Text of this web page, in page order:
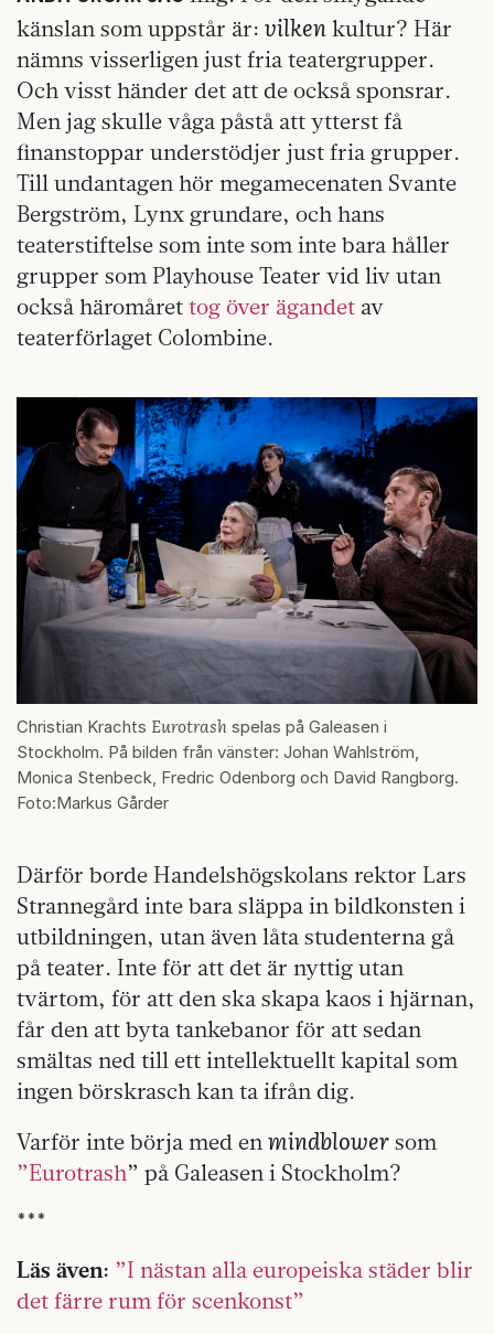
känslan som uppstår är: vilken kultur? Här
nämns visserligen just fria teatergrupper.
Och visst händer det att de också sponsrar.
Men jag skulle våga påstå att ytterst få
finanstoppar understödjer just fria grupper.
Till undantagen hör megamecenaten Svante
Bergström, Lynx grundare, och hans
teaterstiftelse som inte som inte bara håller
grupper som Playhouse Teater vid liv utan
också häromåret tog över ägandet av
teaterförlaget Colombine.
Christian Krachts Eurotrash spelas på Galeasen i
Stockholm. På bilden från vänster: Johan Wahlström,
Monica Stenbeck, Fredric Odenborg och David Rangborg.
Foto:Markus Gårder
Därför borde Handelshögskolans rektor Lars
Strannegård inte bara släppa in bildkonsten i
utbildningen, utan även låta studenterna gå
på teater. Inte för att det är nyttig utan
tvärtom, för att den ska skapa kaos i hjärnan,
får den att byta tankebanor för att sedan
smältas ned till ett intellektuellt kapital som
ingen börskrasch kan ta ifrån dig.
Varför inte börja med enmindblower som
”Eurotrash” på Galeasen i Stockholm?
***
Läs även: ”I nästan alla europeiska städer blir
det färre rum för scenkonst”